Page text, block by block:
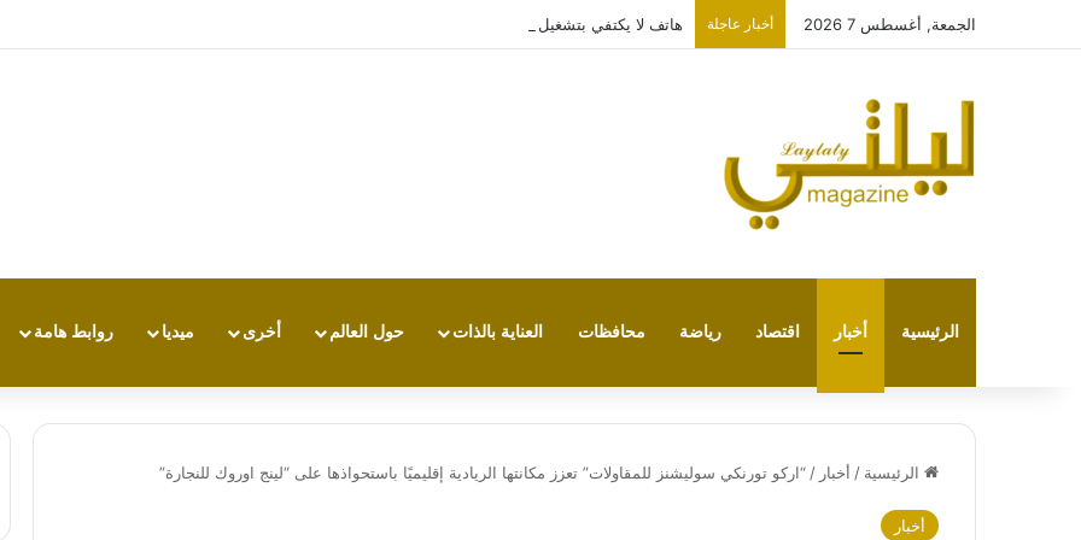
الجمعة, أغسطس 7 2026 أخبار عاجلة هاتف لا يكتفي بتشغيل نفسه: تجربة طاقة متقدمة مع HONOR X7e Plus 5G
الرئيسية أخبار اقتصاد رياضة محافظات العناية بالذات حول العالم أخرى ميديا روابط هامة
الرئيسية / أخبار / “اركو تورنكي سوليشنز للمقاولات” تعزز مكانتها الريادية إقليميًا باستحواذها على “لينج اوروك للنجارة”
أخبار